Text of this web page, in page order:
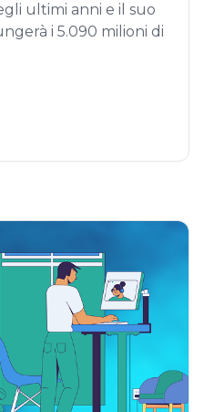
ultimi anni e il suo
i 5.090 milioni di